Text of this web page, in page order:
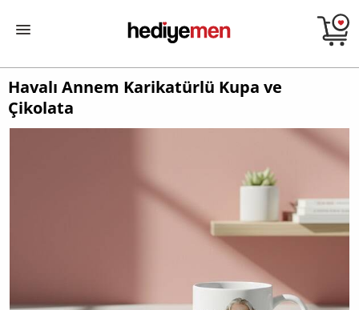
Havalı Annem Karikatürlü Kupa ve
Çikolata